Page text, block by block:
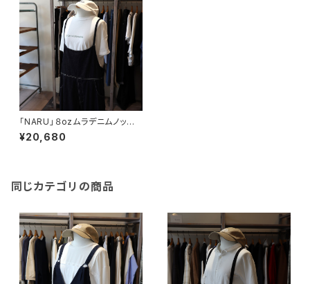
「NARU」８ozムラデニムノッポ
サロペット
¥20,680
同じカテゴリの商品